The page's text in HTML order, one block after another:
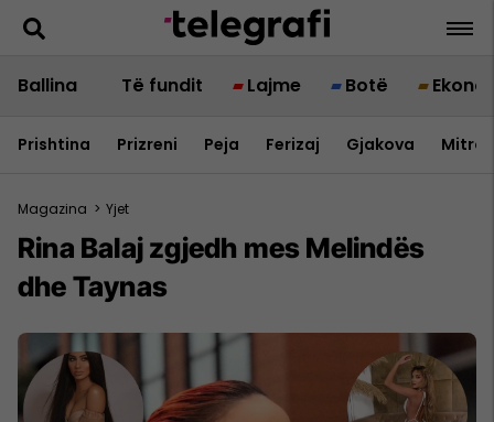
Ballina Të fundit Lajme Botë
Prishtina Prizreni Peja Ferizaj Gjakova
Magazina > Yjet
Rina Balaj zgjedh mes Melindës
dhe Taynas